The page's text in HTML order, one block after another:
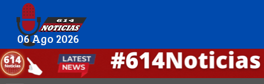
06 Ago 2026